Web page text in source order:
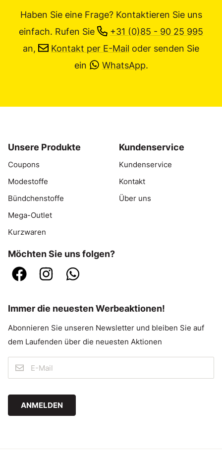
Haben Sie eine Frage? Kontaktieren Sie uns
einfach. Rufen Sie
+31 (0)85 - 90 25 995
an,
Kontakt per E-Mail oder senden Sie
ein
WhatsApp.
Unsere Produkte
Coupons
Modestoffe
Bündchenstoffe
Mega-Outlet
Kurzwaren
Kundenservice
Kundenservice
Kontakt
Über uns
Möchten Sie uns folgen?
Immer die neuesten Werbeaktionen!
Abonnieren Sie unseren Newsletter und bleiben Sie auf
dem Laufenden über die neuesten Aktionen
ANMELDEN